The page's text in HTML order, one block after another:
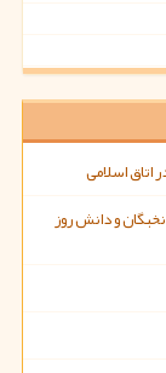
اتاق اسلامی
و دانش روز